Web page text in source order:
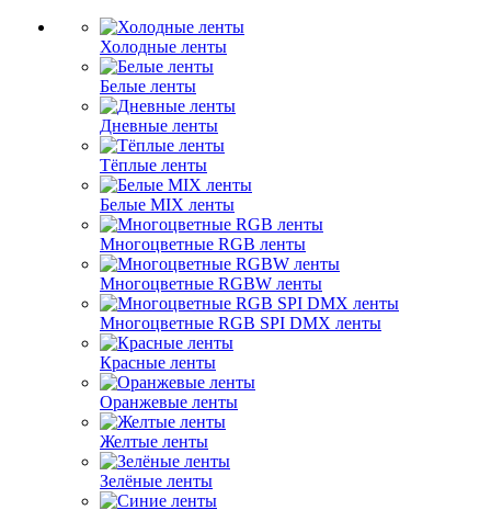
Холодные ленты
Белые ленты
Дневные ленты
Тёплые ленты
Белые MIX ленты
Многоцветные RGB ленты
Многоцветные RGBW ленты
Многоцветные RGB SPI DMX ленты
Красные ленты
Оранжевые ленты
Желтые ленты
Зелёные ленты